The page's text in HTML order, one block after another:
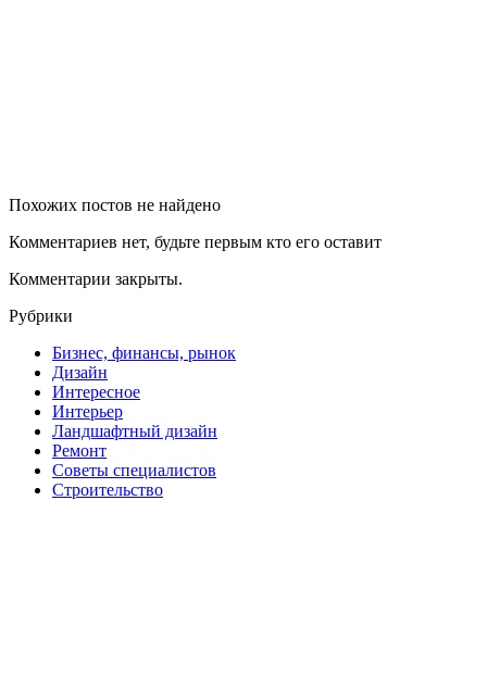
Похожих постов не найдено
Комментариев нет, будьте первым кто его оставит
Комментарии закрыты.
Рубрики
Бизнес, финансы, рынок
Дизайн
Интересное
Интерьер
Ландшафтный дизайн
Ремонт
Советы специалистов
Строительство